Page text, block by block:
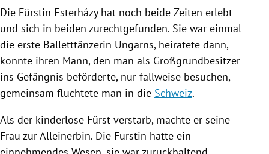
Die Fürstin Esterházy hat noch beide Zeiten erlebt
und sich in beiden zurechtgefunden. Sie war einmal
die erste Balletttänzerin Ungarns, heiratete dann,
konnte ihren Mann, den man als Großgrundbesitzer
ins Gefängnis beförderte, nur fallweise besuchen,
gemeinsam flüchtete man in die Schweiz.
Als der kinderlose Fürst verstarb, machte er seine
Frau zur Alleinerbin. Die Fürstin hatte ein